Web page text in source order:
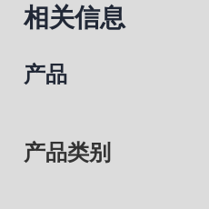
相关信息
产品
产品类别